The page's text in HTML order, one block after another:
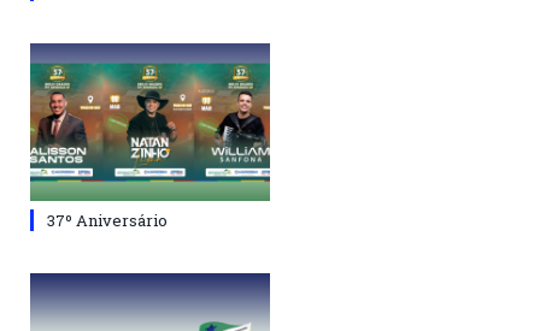
37º Aniversário